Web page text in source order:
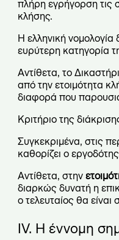
πλήρη εγρήγορση τις
κλήσης.
Η ελληνική νομολογία
ευρύτερη κατηγορία
Αντίθετα, το
από την ετοιμότητα
διαφορά που
Κριτήριο της
Συγκεκριμένα, στις
καθορίζει ο
Αντίθετα, στην
διαρκώς δυνατή η
ο τελευταίος θα
IV. Η έννομη